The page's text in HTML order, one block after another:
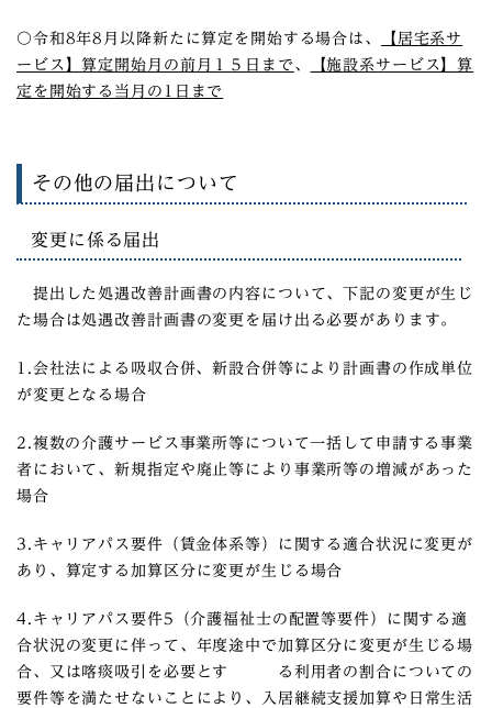
〇令和8年8月以降新たに算定を開始する場合は、
【居宅系サ
ービス】算定開始月の前月１５日まで、
【施設系サービス】算
定を開始する当月の1日まで
その他の届出について
変更に係る届出
提出した処遇改善計画書の内容について、下記の変更が生じ
た場合は処遇改善計画書の変更を届け出る必要があります。
1.会社法による吸収合併、新設合併等により計画書の作成単位
が変更となる場合
2.複数の介護サービス事業所等について一括して申請する事業
者において、新規指定や廃止等により事業所等の増減があった
場合
3.キャリアパス要件（賃金体系等）に関する適合状況に変更が
あり、算定する加算区分に変更が生じる場合
4.キャリアパス要件5（介護福祉士の配置等要件）に関する適
合状況の変更に伴って、年度途中で加算区分に変更が生じる場
合、又は喀痰吸引を必要とす る利用者の割合についての
要件等を満たせないことにより、入居継続支援加算や日常生活